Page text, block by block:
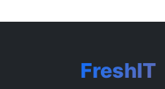
FreshIT